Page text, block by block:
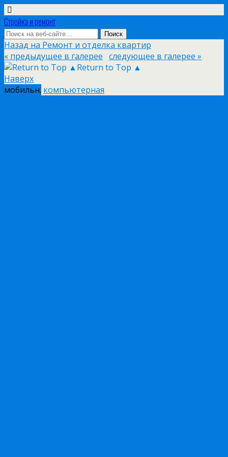
Стройка и ремонт
Назад на Ремонт и отделка квартир
« предыдущее в галерее следующее в галерее »
Return to Top ▲
Наверх
мобильн. компьютерная